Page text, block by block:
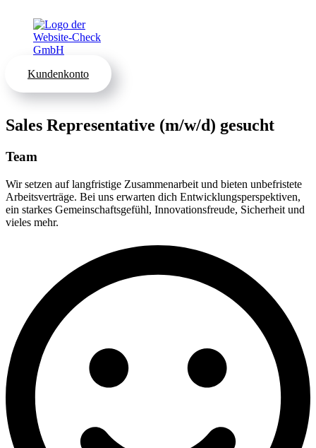
Kundenkonto
Sales Representative (m/w/d) gesucht
Team
Wir setzen auf langfristige Zusammenarbeit und bieten unbefristete
Arbeitsverträge. Bei uns erwarten dich Entwicklungsperspektiven,
ein starkes Gemeinschaftsgefühl, Innovationsfreude, Sicherheit und
vieles mehr.